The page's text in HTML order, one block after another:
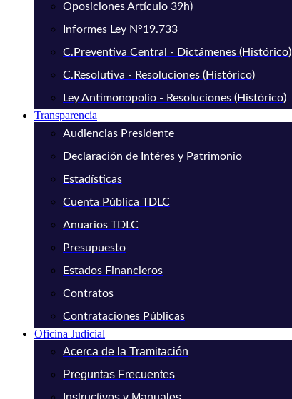
Oposiciones Artículo 39h)
Informes Ley N°19.733
C.Preventiva Central - Dictámenes (Histórico)
C.Resolutiva - Resoluciones (Histórico)
Ley Antimonopolio - Resoluciones (Histórico)
Transparencia
Audiencias Presidente
Declaración de Intéres y Patrimonio
Estadísticas
Cuenta Pública TDLC
Anuarios TDLC
Presupuesto
Estados Financieros
Contratos
Contrataciones Públicas
Oficina Judicial
Acerca de la Tramitación
Preguntas Frecuentes